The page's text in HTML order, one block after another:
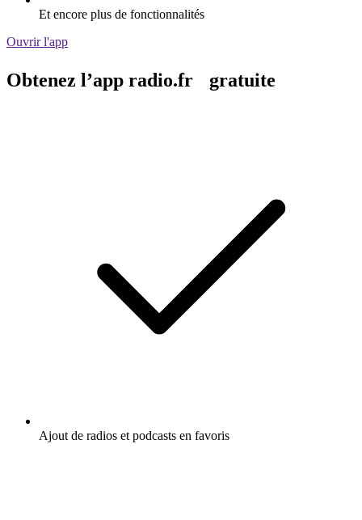
Et encore plus de fonctionnalités
Ouvrir l'app
Obtenez l’app radio.fr gratuite
Ajout de radios et podcasts en favoris